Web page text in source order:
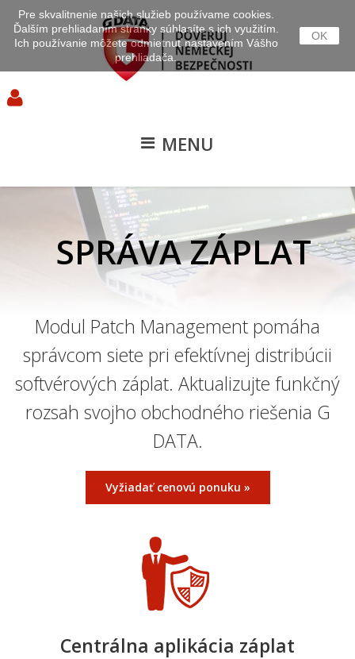
MENU
SPRÁVA ZÁPLAT
Modul Patch Management pomáha
správcom siete pri efektívnej distribúcii
softvérových záplat. Aktualizujte funkčný
rozsah svojho obchodného riešenia G
DATA.
Vyžiadať cenovú ponuku »
Centrálna aplikácia záplat
Pre skvalitnenie našich služieb používame cookies.
Ďalším prehliadaním stránky súhlasíte s ich využitím.
Ich používanie môžete odmietnuť nastavením Vášho
prehliadača.
OK